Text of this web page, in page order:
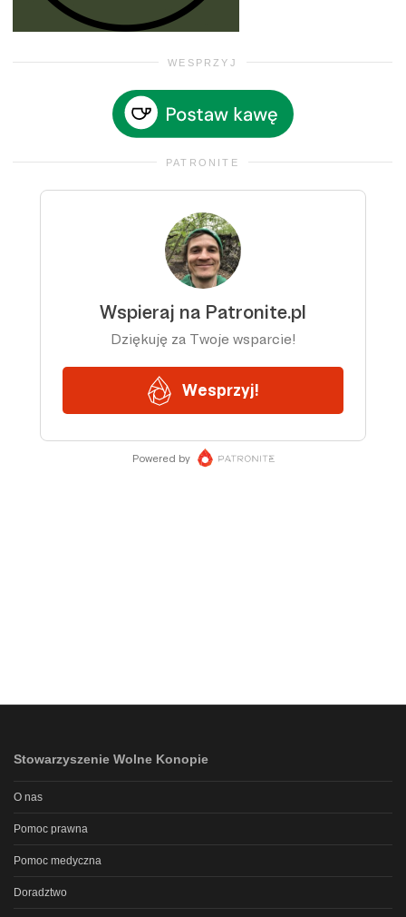
WESPRZYJ
PATRONITE
Stowarzyszenie Wolne Konopie
O nas
Pomoc prawna
Pomoc medyczna
Doradztwo